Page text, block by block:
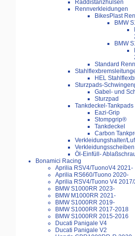
Raddistanzhülsen
Rennverkleidungen
BikesPlast
BMW
BMW
Standard
HEL
Sturzpads-
Gabel- und
Sturzpad
Tankdeckel-Tankpads
Eazi-Grip
Stompgrip®
Tankdeckel
Carbon
Verkleidungshalter/
Öl-Einfüll-
Bonamici Racing
Aprilia RSV4/TuonoV4 2021-
Aprilia RS660/Tuono 2020-
Aprilia RSV4/Tuono V4
BMW S1000RR 2023-
BMW M1000RR 2021-
BMW S1000RR 2019-
BMW S1000RR 2017-2018
BMW S1000RR 2015-2016
Ducati Panigale V4
Ducati Panigale V2